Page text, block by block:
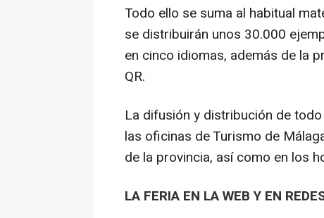
Todo ello se suma al habitual
se distribuirán unos 30.000
en cinco idiomas, además de la
QR.
La difusión y distribución de
las oficinas de Turismo de
de la provincia, así como en los
LA FERIA EN LA WEB Y EN